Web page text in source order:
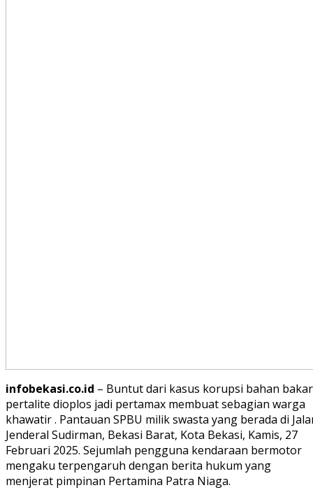
infobekasi.co.id – Buntut dari kasus korupsi bahan bakar
pertalite dioplos jadi pertamax membuat sebagian warga
khawatir . Pantauan SPBU milik swasta yang berada di
Jenderal Sudirman, Bekasi Barat, Kota Bekasi, Kamis, 27
Februari 2025. Sejumlah pengguna kendaraan bermotor
mengaku terpengaruh dengan berita hukum yang
menjerat pimpinan Pertamina Patra Niaga.